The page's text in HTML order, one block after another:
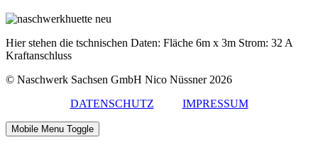
Hier stehen die tschnischen Daten: Fläche 6m x 3m Strom: 32 A
Kraftanschluss
© Naschwerk Sachsen GmbH Nico Nüssner 2026
DATENSCHUTZ
IMPRESSUM
Mobile Menu Toggle